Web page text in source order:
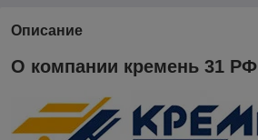
Описание
О компании кремень 31 РФ